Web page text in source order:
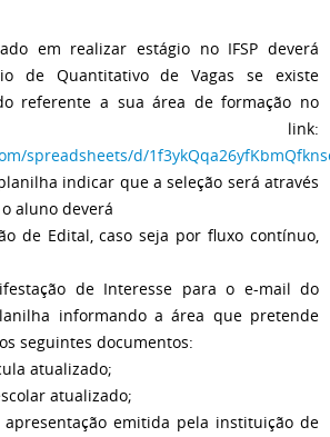
em realizar estágio no IFSP deverá
de Quantitativo de Vagas se existe
referente a sua área de formação no
link:
spreadsheets/d/
indicar que a seleção será através
aluno deverá
de Edital, caso seja por fluxo contínuo,
de Interesse para o e-mail do
informando a área que pretende
seguintes documentos:
atualizado;
atualizado;
emitida pela instituição de